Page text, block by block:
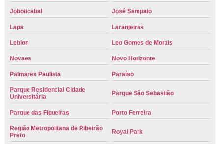
Joboticabal José Sampaio
Lapa Laranjeiras
Leblon Leo Gomes de Morais
Novaes Novo Horizonte
Palmares Paulista Paraíso
Parque Residencial Cidade
Universitária
Parque São Sebastião
Parque das Figueiras Porto Ferreira
Região Metropolitana de Ribeirão
Preto
Royal Park